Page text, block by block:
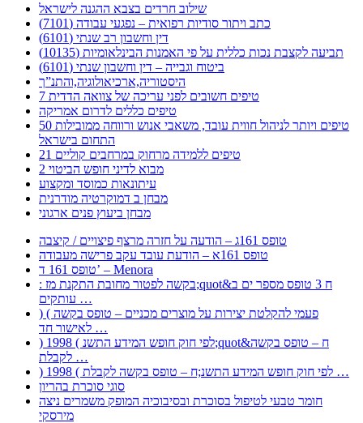
שילוב חרדים בצבא ההגנה לישראל
כתב ויתור סודיות רפואית – נפגעי עבודה (7101)
דין וחשבון רב שנתי (6101)
תביעה לקצבת נכות כללית על פי האמנות הבינלאומיות (10135)
ביטוח וגבייה – דין וחשבון שנתי (6101)
היסטוריה,ארכיאולוגיה,והתנ”ך
7 טיפים חשובים לפני עריכה של צוואה הדדית
טיפים כללים לדרום אמריקה
50 טיפים ויותר לניהול חווית עובד, משאבי אנוש ורווחה ממובילות
התחום בישראל
21 טיפים ללמידה מרחוק במרחבים קוליים
מבוא לדיני חופש הביטוי 2
עיתונאות כמוסד ומקצוע
מבחן ב דמוקרטיה מודרנית
מבחן ביעוץ פנים ארגוני
טופס 161ג – הודעה על חזרה מרצף פיצויים / קיצבה
טופס 161א – הודעת עובד עקב פרישה מעבודה
טופס 161 ד’ – Menora
: בקשה לפטור מחובת התקנת מז;quot&ח 3 טופס מספר ים ב
עותקים …
) ( פעמי להקלטת יצירות על מוצרים מכניים – טופס בקשה
לאישור חד …
) 1998 ( לפי חוק חופש המידע התשנ;quot&ח – טופס בקשה
לקבלת …
) 1998 ( לפי חוק חופש המידע התשנ;ח – טופס בקשה לקבלת …
סוגי סוכרת בהריון
חומר טבעי לטיפול בסוכרת ובסיבוכיה המופק משמרים ניצה
מירסקי